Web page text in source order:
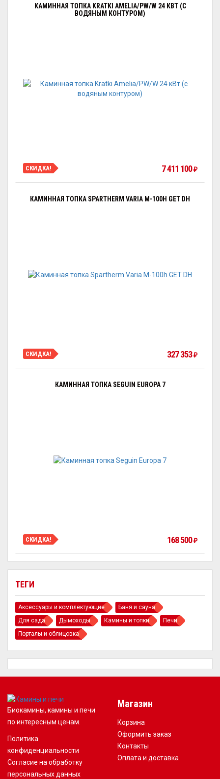
ТЕГИ
Аксессуары и комплектующие
Баня и сауна
Для сада
Дымоходы Камины и топки
Печи
Порталы и облицовка
КАМИННАЯ ТОПКА KRATKI AMELIA/PW/W 24 КВТ (С
ВОДЯНЫМ КОНТУРОМ)
СКИДКА! 7 411 100 ₽
КАМИННАЯ ТОПКА SPARTHERM VARIA M-100H GET DH
СКИДКА! 327 353 ₽
КАМИННАЯ ТОПКА SEGUIN EUROPA 7
СКИДКА! 168 500 ₽
Биокамины, камины и печи
по интересным ценам.
Политика
конфиденциальности
Согласие на обработку
персональных данных
Магазин
Корзина
Оформить заказ
Контакты
Оплата и доставка